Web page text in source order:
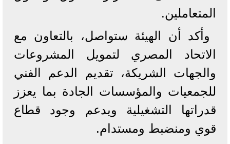
المتعاملين.
وأكد أن الهيئة ستواصل، بالتعاون مع
الاتحاد المصري لتمويل المشروعات
والجهات الشريكة، تقديم الدعم الفني
للجمعيات والمؤسسات الجادة بما يعزز
قدراتها التشغيلية ويدعم وجود قطاع
قوي ومنضبط ومستدام.